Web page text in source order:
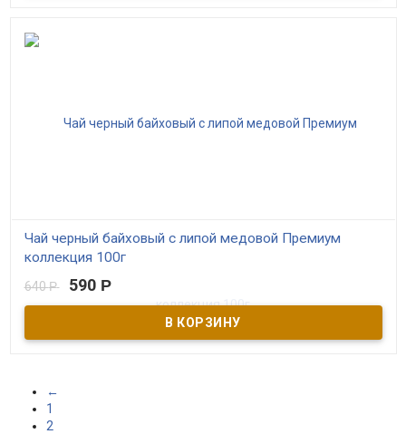
Чай черный байховый с липой медовой Премиум
коллекция 100г
В наличии
Высококачественный черный чай, выращенный в экологически
чистой зоне г. Сочи среди массивов кавказского хребта,
дополнен цветами липы. Сладковатый медовый аромат липы
640Р 590 Р
←
1
2